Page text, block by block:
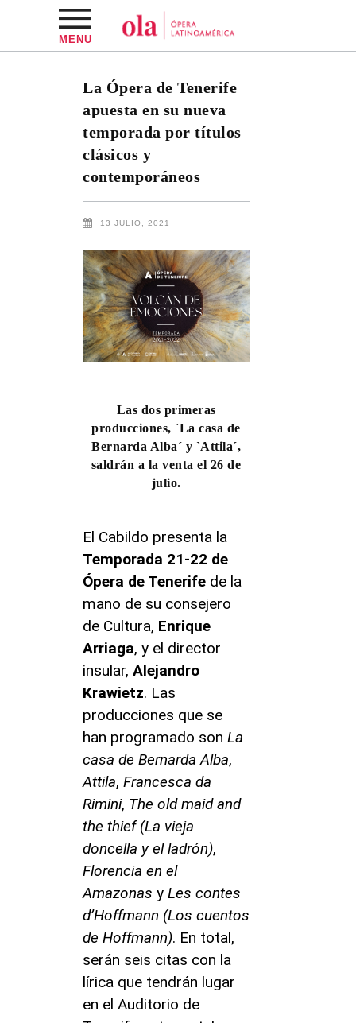
MENU
La Ópera de Tenerife
apuesta en su nueva
temporada por títulos
clásicos y
contemporáneos
13 JULIO, 2021
Las dos primeras
producciones, ˋLa casa de
Bernarda Albaˊ y ˋAttilaˊ,
saldrán a la venta el 26 de
julio.
El Cabildo presenta la
Temporada 21-22 de
Ópera de Tenerife de la
mano de su consejero
de Cultura, Enrique
Arriaga, y el director
insular, Alejandro
Krawietz. Las
producciones que se
han programado son La
casa de Bernarda Alba,
Attila, Francesca da
Rimini, The old maid and
the thief (La vieja
doncella y el ladrón),
Florencia en el
Amazonas y Les contes
d’Hoffmann (Los cuentos
de Hoffmann). En total,
serán seis citas con la
lírica que tendrán lugar
en el Auditorio de